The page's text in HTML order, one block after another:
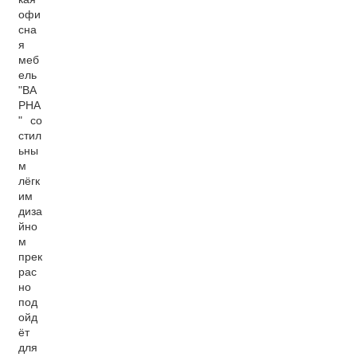
офи
сна
я
меб
ель
"ВА
РНА
" со
стил
ьны
м
лёгк
им
диза
йно
м
прек
рас
но
под
ойд
ёт
для